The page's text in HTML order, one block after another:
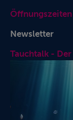
Öffnungszeiten
Newsletter
Tauchtalk -